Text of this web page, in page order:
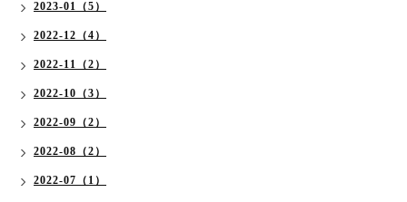
2023-01（5）
2022-12（4）
2022-11（2）
2022-10（3）
2022-09（2）
2022-08（2）
2022-07（1）